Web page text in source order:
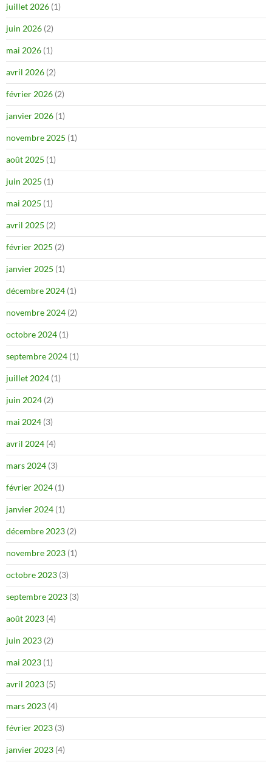
juillet 2026 (1)
juin 2026 (2)
mai 2026 (1)
avril 2026 (2)
février 2026 (2)
janvier 2026 (1)
novembre 2025 (1)
août 2025 (1)
juin 2025 (1)
mai 2025 (1)
avril 2025 (2)
février 2025 (2)
janvier 2025 (1)
décembre 2024 (1)
novembre 2024 (2)
octobre 2024 (1)
septembre 2024 (1)
juillet 2024 (1)
juin 2024 (2)
mai 2024 (3)
avril 2024 (4)
mars 2024 (3)
février 2024 (1)
janvier 2024 (1)
décembre 2023 (2)
novembre 2023 (1)
octobre 2023 (3)
septembre 2023 (3)
août 2023 (4)
juin 2023 (2)
mai 2023 (1)
avril 2023 (5)
mars 2023 (4)
février 2023 (3)
janvier 2023 (4)